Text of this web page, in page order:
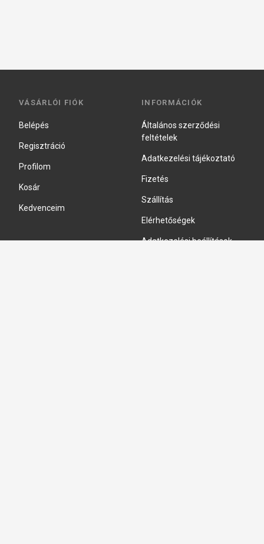
VÁSÁRLÓI FIÓK
Belépés
Regisztráció
Profilom
Kosár
Kedvenceim
INFORMÁCIÓK
Általános szerződési
feltételek
Adatkezelési tájékoztató
Fizetés
Szállítás
Elérhetőségek
Adatkezelési beállítások